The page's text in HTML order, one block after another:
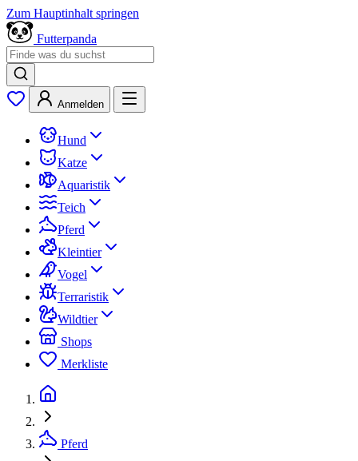
Zum Hauptinhalt springen
Futterpanda
Anmelden
Hund
Katze
Aquaristik
Teich
Pferd
Kleintier
Vogel
Terraristik
Wildtier
Shops
Merkliste
Pferd